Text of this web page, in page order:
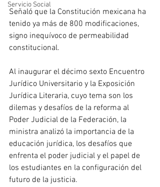
Servicio Social
Señaló que la Constitución mexicana ha
tenido ya más de 800 modificaciones,
signo inequívoco de permeabilidad
constitucional.
Al inaugurar el décimo sexto Encuentro
Jurídico Universitario y la Exposición
Jurídica Literaria, cuyo tema son los
dilemas y desafíos de la reforma al
Poder Judicial de la Federación, la
ministra analizó la importancia de la
educación jurídica, los desafíos que
enfrenta el poder judicial y el papel de
los estudiantes en la configuración del
futuro de la justicia.